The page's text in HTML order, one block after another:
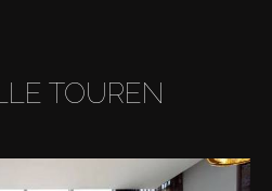
TOUREN